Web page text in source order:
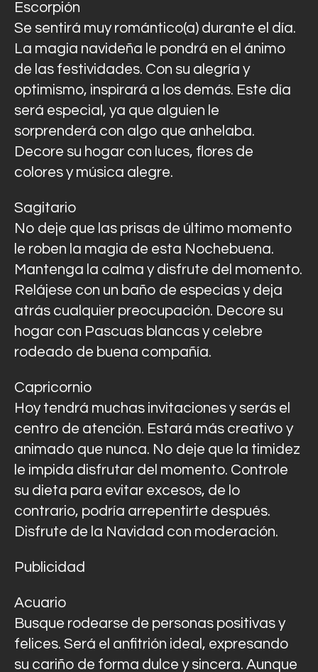
Escorpión
Se sentirá muy romántico(a) durante el día.
La magia navideña le pondrá en el ánimo
de las festividades. Con su alegría y
optimismo, inspirará a los demás. Este día
será especial, ya que alguien le
sorprenderá con algo que anhelaba.
Decore su hogar con luces, flores de
colores y música alegre.
Sagitario
No deje que las prisas de último momento
le roben la magia de esta Nochebuena.
Mantenga la calma y disfrute del momento.
Relájese con un baño de especias y deja
atrás cualquier preocupación. Decore su
hogar con Pascuas blancas y celebre
rodeado de buena compañía.
Capricornio
Hoy tendrá muchas invitaciones y serás el
centro de atención. Estará más creativo y
animado que nunca. No deje que la timidez
le impida disfrutar del momento. Controle
su dieta para evitar excesos, de lo
contrario, podría arrepentirte después.
Disfrute de la Navidad con moderación.
Publicidad
Acuario
Busque rodearse de personas positivas y
felices. Será el anfitrión ideal, expresando
su cariño de forma dulce y sincera. Aunque